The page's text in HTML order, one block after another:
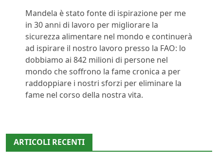
Mandela è stato fonte di ispirazione per me
in 30 anni di lavoro per migliorare la
sicurezza alimentare nel mondo e continuerà
ad ispirare il nostro lavoro presso la FAO: lo
dobbiamo ai 842 milioni di persone nel
mondo che soffrono la fame cronica a per
raddoppiare i nostri sforzi per eliminare la
fame nel corso della nostra vita.
ARTICOLI RECENTI